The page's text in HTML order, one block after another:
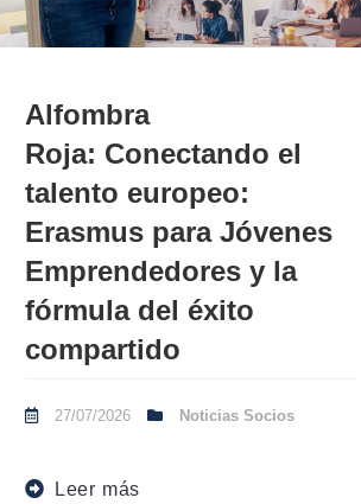
Alfombra
Roja: Conectando el
talento europeo:
Erasmus para Jóvenes
Emprendedores y la
fórmula del éxito
compartido
27/07/2026 Noticias Socios
Leer más